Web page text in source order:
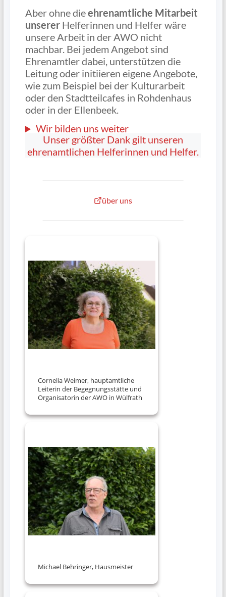
Aber ohne dieehrenamtliche Mitarbeit
unserer Helferinnen und Helfer wäre
unsere Arbeit in der AWO nicht
machbar. Bei jedem Angebot sind
Ehrenamtler dabei, unterstützen die
Leitung oder initiieren eigene Angebote,
wie zum Beispiel bei der Kulturarbeit
oder den Stadtteilcafes in Rohdenhaus
oder in der Ellenbeek.
Wir bilden uns weiter
Unser größter Dank gilt unseren
ehrenamtlichen Helferinnen und Helfer.
über uns
Cornelia Weimer, hauptamtliche
Leiterin der Begegnungsstätte und
Organisatorin der AWO in Wülfrath
Michael Behringer, Hausmeister